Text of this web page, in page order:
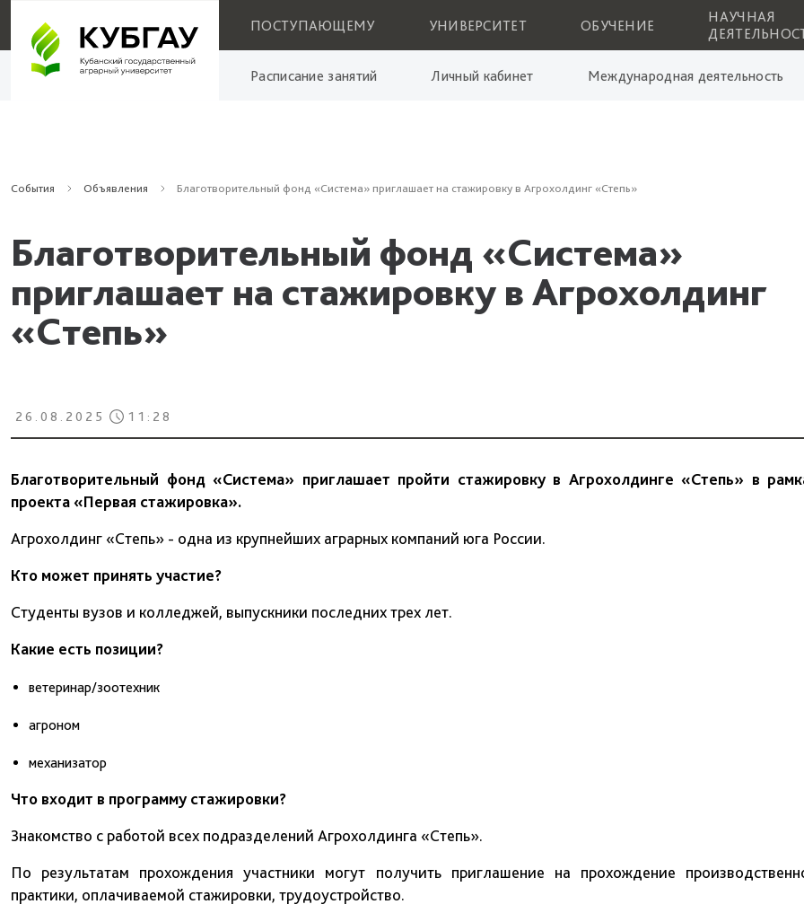
ПОСТУПАЮЩЕМУ УНИВЕРСИТЕТ ОБУЧЕНИЕ
НАУЧНАЯ
Расписание занятий Личный кабинет Международная деятельность
События Объявления Благотворительный фонд «Система» приглашает на стажировку в Агрохолдинг «Степь»
Благотворительный фонд «Система»
приглашает на стажировку в Агрохолдинг
«Степь»
26.08.2025 11:28
Благотворительный фонд «Система» приглашает пройти стажировку в Агрохолдинге «Степь» в
проекта «Первая стажировка».
Агрохолдинг «Степь» - одна из крупнейших аграрных компаний юга России.
Кто может принять участие?
Студенты вузов и колледжей, выпускники последних трех лет.
Какие есть позиции?
ветеринар/зоотехник
агроном
механизатор
Что входит в программу стажировки?
Знакомство с работой всех подразделений Агрохолдинга «Степь».
По результатам прохождения участники могут получить приглашение на прохождение
практики, оплачиваемой стажировки, трудоустройство.